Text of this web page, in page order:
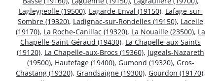
Lagleygeolle (19500), Lagarde-Enval (19150), Lafage-sur-
Sombre (19320), Ladignac-sur-Rondelles (19150), Lacelle
(19170), La Roche-Canillac (19320), La Nouaille (23500), La
Chapelle-Saint-Géraud (19430), La Chapelle-aux-Saints
(19120), La Chapelle-aux-Brocs (19360), Jugeals-Nazareth
(19500), Hautefage (19400), Gumond (19320), Gros-
Chastang (19320), Grandsaigne (19300), Gourdon (19170),